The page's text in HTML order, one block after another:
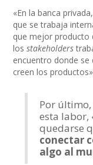
«En la banca
que se trabaja
que mejor producto
losstakeholders
encuentro donde se
creen los
Por
esta labor,
quedarse
conectar
algo al